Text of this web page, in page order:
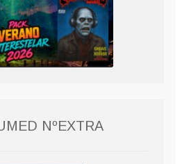
NºEXTRA